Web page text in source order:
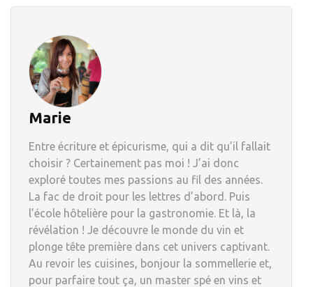
Marie
Entre écriture et épicurisme, qui a dit qu’il fallait
choisir ? Certainement pas moi ! J’ai donc
exploré toutes mes passions au fil des années.
La fac de droit pour les lettres d’abord. Puis
l’école hôtelière pour la gastronomie. Et là, la
révélation ! Je découvre le monde du vin et
plonge tête première dans cet univers captivant.
Au revoir les cuisines, bonjour la sommellerie et,
pour parfaire tout ça, un master spé en vins et